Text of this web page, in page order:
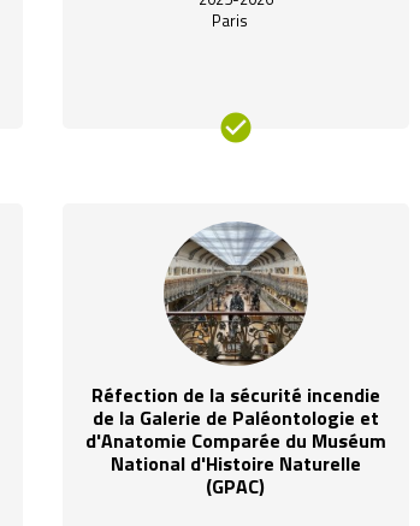
Paris
Réfection de la sécurité incendie
de la Galerie de Paléontologie et
d'Anatomie Comparée du Muséum
National d'Histoire Naturelle
(GPAC)